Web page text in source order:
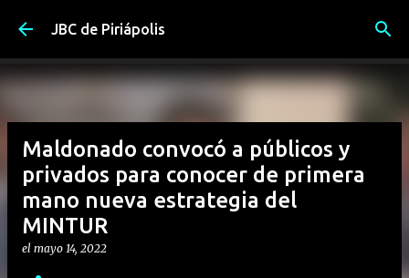
Ir al contenido principal
JBC de Piriápolis
Maldonado convocó a públicos y
privados para conocer de primera
mano nueva estrategia del
MINTUR
el mayo 14, 2022